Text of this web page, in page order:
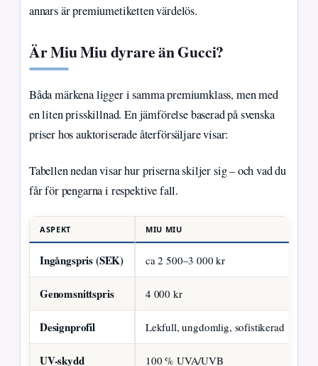
annars är premiumetiketten värdelös.
Är Miu Miu dyrare än Gucci?
Båda märkena ligger i samma premiumklass, men med
en liten prisskillnad. En jämförelse baserad på svenska
priser hos auktoriserade återförsäljare visar:
Tabellen nedan visar hur priserna skiljer sig – och vad du
får för pengarna i respektive fall.
ASPEKT MIU MIU
Ingångspris (SEK) ca 2 500–3 000 kr
Genomsnittspris 4 000 kr
Designprofil Lekfull, ungdomlig, sofistikerad
UV-skydd 100 % UVA/UVB